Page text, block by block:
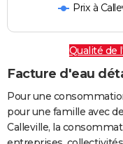
Prix à
Qualité de
Facture d'eau
Pour une
pour une famille avec
Calleville, la